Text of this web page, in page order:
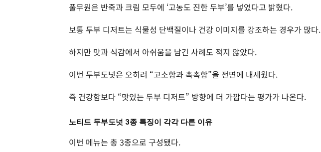
풀무원은 반죽과 크림 모두에 ‘고농도 진한 두부’를 넣었다고 밝혔다.
보통 두부 디저트는 식물성 단백질이나 건강 이미지를 강조하는 경우가 많다.
하지만 맛과 식감에서 아쉬움을 남긴 사례도 적지 않았다.
이번 두부도넛은 오히려 “고소함과 촉촉함”을 전면에 내세웠다.
즉 건강함보다 “맛있는 두부 디저트” 방향에 더 가깝다는 평가가 나온다.
노티드 두부도넛 3종 특징이 각각 다른 이유
이번 메뉴는 총 3종으로 구성됐다.